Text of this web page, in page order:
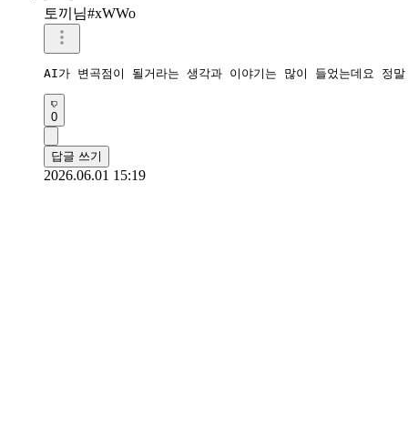
토끼님#xWWo
AI가 변곡점이 될거라는 생각과 이야기는 많이 들었는데요 정
0
답글 쓰기
2026.06.01 15:19